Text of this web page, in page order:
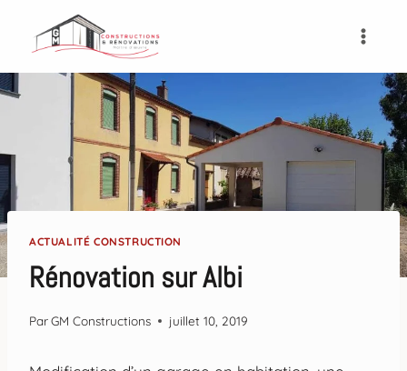
ACTUALITÉ CONSTRUCTION
Rénovation sur Albi
ParGM Constructions juillet 10, 2019